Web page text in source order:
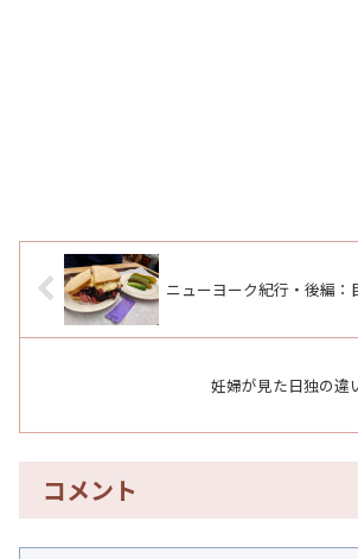
ニューヨーク紀行・後編：
妊婦が見た日独の違
コメント